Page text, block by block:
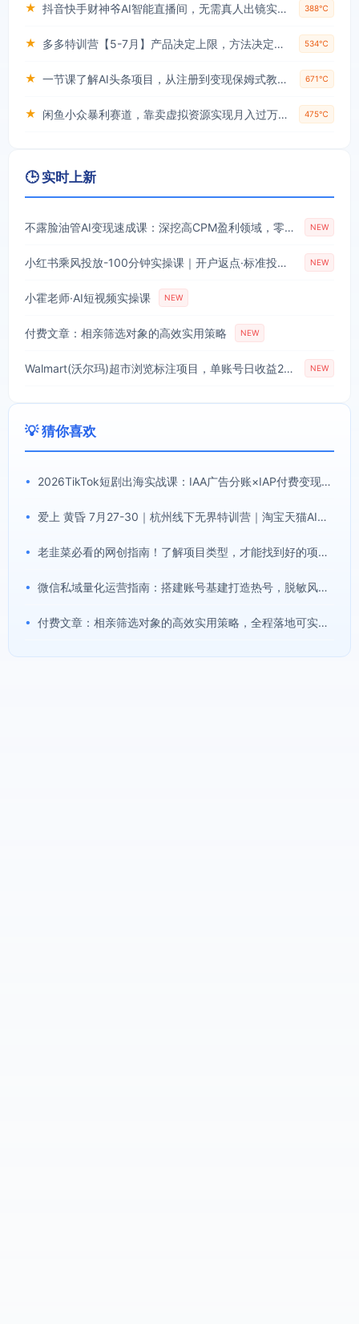
★ 抖音快手财神爷AI智能直播间，无需真人出镜实时互动，不封号礼物打赏赚到手软 388℃
★ 多多特训营【5-7月】产品决定上限，方法决定下限，各种玩法技巧落地实操 534℃
★ 一节课了解AI头条项目，从注册到变现保姆式教学，零基础可以操作【揭秘】 671℃
★ 闲鱼小众暴利赛道，靠卖虚拟资源实现月入过万，谁做谁赚钱 475℃
🕒 实时上新
不露脸油管AI变现速成课：深挖高CPM盈利领域，零出镜打造YouTube稳定收益账号 NEW
小红书乘风投放-100分钟实操课｜开户返点·标准投搭建·莱卡定向，新店建模撬动笔记自然流量全套教学 NEW
小霍老师·AI短视频实操课 NEW
付费文章：相亲筛选对象的高效实用策略 NEW
Walmart(沃尔玛)超市浏览标注项目，单账号日收益20+单电脑日收益可达800+带分佣机制【揭秘】 NEW
💡 猜你喜欢
• 2026TikTok短剧出海实战课：IAA广告分账×IAP付费变现×账号搭建×平台规则×双轨爆发×回款全流程
• 爱上 黄昏 7月27-30｜杭州线下无界特训营｜淘宝天猫AI推广｜直通车人群｜全套PPT SOP思维导图资料包
• 老韭菜必看的网创指南！了解项目类型，才能找到好的项目，才能拿到想要的结果
• 微信私域量化运营指南：搭建账号基建打造热号，脱敏风控规避运营各类高危风险
• 付费文章：相亲筛选对象的高效实用策略，全程落地可实操，规避短择、利己型相亲对象